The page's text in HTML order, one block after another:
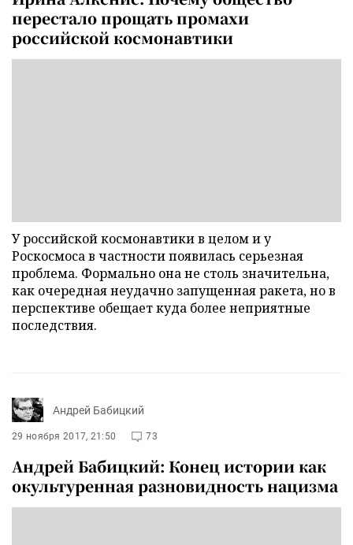
перестало прощать промахи
российской космонавтики
У российской космонавтики в целом и у
Роскосмоса в частности появилась серьезная
проблема. Формально она не столь значительна,
как очередная неудачно запущенная ракета, но в
перспективе обещает куда более неприятные
последствия.
Андрей Бабицкий
29 ноября 2017, 21:50 73
Андрей Бабицкий: Конец истории как
окультуренная разновидность нацизма